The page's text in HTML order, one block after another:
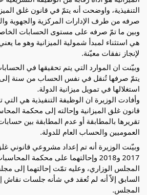
التنفيذية، واوضحت أنه يتمّ في قانون غلق
صرفه من طرف الإدارات المركزية والجهوية
وبين ما تمّ صرفه على مستوى الحسابات
هي استثناء لمبدأ شمولية الميزانية وهو ما
لإنجاز نفقات معيّنة.
وبيّنت ان الموارد التي يتم تحقيقها في
يتمّ صرفها تُنقل في نفس الحساب من سنة
استغلالها في تمويل ميزانية الدولة.
وأفادت الوزيرة ان الوظيفة التنفيذية هي
قانون غلق الميزانية وإحالته إلى محكمة
تقريرها بالمطابقة أو عدم المطابقة بين
العموميين والحساب العام للدولة.
وبيّنت الوزيرة أنه تم إعداد مشروعي قانوني
2017 و2018 وإحالتهما على محكمة
المجلس الوزاري، وعليه تمّت إحالتهما إلى
السابق إلاّ أنه لم تُعقد في شأنه جلسات نقاش
المجلس.